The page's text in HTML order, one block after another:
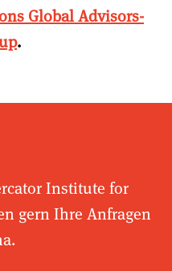
Global Advisors-
.
Institute for
gern Ihre Anfragen